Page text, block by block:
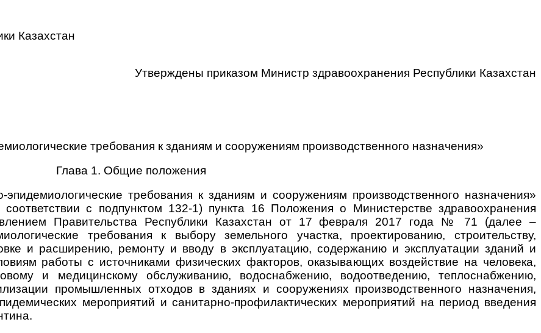
Казахстан
Утверждены приказом Министр здравоохранения Республики Казахстан
требования к зданиям и сооружениям производственного назначения»
Глава 1. Общие положения
требования к зданиям и сооружениям производственного назначения»
с подпунктом 132-1) пункта 16 Положения о Министерстве здравоохранения
Правительства Республики Казахстан от 17 февраля 2017 года № 71 (далее –
требования к выбору земельного участка, проектированию, строительству,
и расширению, ремонту и вводу в эксплуатацию, содержанию и эксплуатации зданий и
работы с источниками физических факторов, оказывающих воздействие на человека,
и медицинскому обслуживанию, водоснабжению, водоотведению, теплоснабжению,
промышленных отходов в зданиях и сооружениях производственного назначения,
мероприятий и санитарно-профилактических мероприятий на период введения